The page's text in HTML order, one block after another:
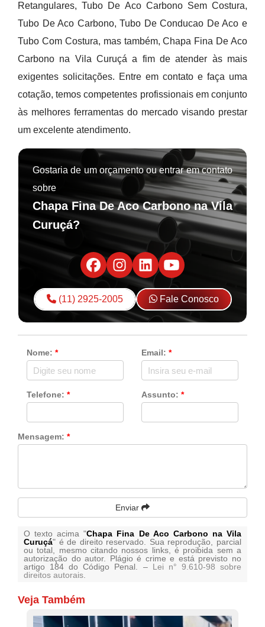
Retangulares, Tubo De Aco Carbono Sem Costura,
Tubo De Aco Carbono, Tubo De Conducao De Aco e
Tubo Com Costura, mas também, Chapa Fina De Aco
Carbono na Vila Curuçá a fim de atender às mais
exigentes solicitações. Entre em contato e faça uma
cotação, temos competentes profissionais em conjunto
às melhores ferramentas do mercado visando prestar
um excelente atendimento.
Gostaria de um orçamento ou entrar em contato
sobre
Chapa Fina De Aco Carbono na Vila
Curuçá?
(11) 2925-2005 Fale Conosco
Nome: * Email: *
Telefone: * Assunto: *
Mensagem: *
Enviar
O texto acima "Chapa Fina De Aco Carbono na Vila
Curuçá" é de direito reservado. Sua reprodução, parcial
ou total, mesmo citando nossos links, é proibida sem a
autorização do autor. Plágio é crime e está previsto no
artigo 184 do Código Penal. – Lei n° 9.610-98 sobre
direitos autorais
Veja Também